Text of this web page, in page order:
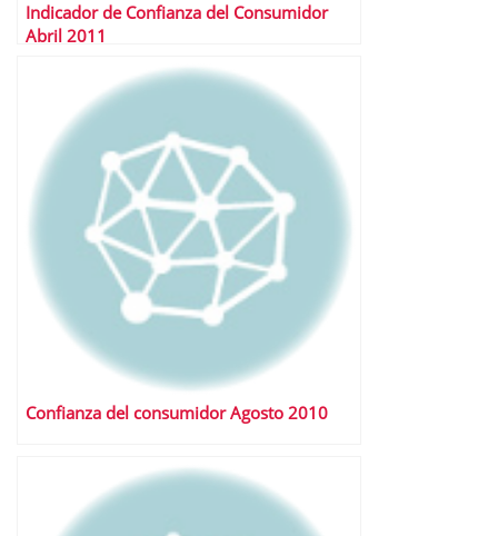
Indicador de Confianza del Consumidor
Abril 2011
Confianza del consumidor Agosto 2010